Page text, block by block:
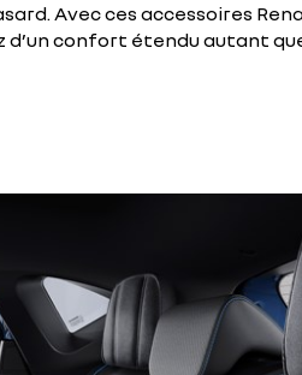
Avec ces accessoires
confort étendu autant